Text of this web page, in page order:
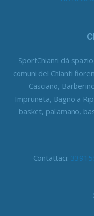
SportChianti dà
comuni del Chianti
Casciano,
Impruneta, Bagno a
basket, pallamano,
Contattaci: